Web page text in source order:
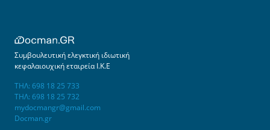
Συμβουλευτική ελεγκτική ιδιωτική
κεφαλαιουχική εταιρεία Ι.Κ.Ε
ΤΗΛ: 698 18 25 733
ΤΗΛ: 698 18 25 732
mydocmangr@gmail.com
Docman.gr